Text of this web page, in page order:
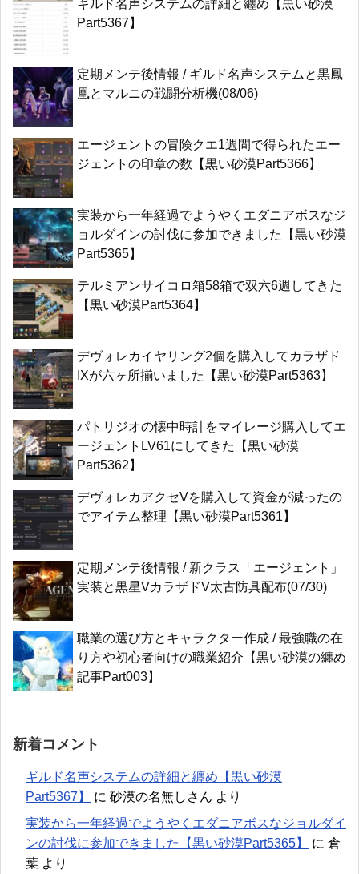
ギルド名声システムの詳細と纏め【黒い砂漠
Part5367】
定期メンテ後情報 / ギルド名声システムと黒鳳
凰とマルニの戦闘分析機(08/06)
エージェントの冒険クエ1週間で得られたエー
ジェントの印章の数【黒い砂漠Part5366】
実装から一年経過でようやくエダニアボスなジ
ョルダインの討伐に参加できました【黒い砂漠
Part5365】
テルミアンサイコロ箱58箱で双六6週してきた
【黒い砂漠Part5364】
デヴォレカイヤリング2個を購入してカラザド
IXが六ヶ所揃いました【黒い砂漠Part5363】
パトリジオの懐中時計をマイレージ購入してエ
ージェントLV61にしてきた【黒い砂漠
Part5362】
デヴォレカアクセVを購入して資金が減ったの
でアイテム整理【黒い砂漠Part5361】
定期メンテ後情報 / 新クラス「エージェント」
実装と黒星VカラザドV太古防具配布(07/30)
職業の選び方とキャラクター作成 / 最強職の在
り方や初心者向けの職業紹介【黒い砂漠の纏め
記事Part003】
新着コメント
ギルド名声システムの詳細と纏め【黒い砂漠
Part5367】
に 砂漠の名無しさん より
実装から一年経過でようやくエダニアボスなジョルダイ
ンの討伐に参加できました【黒い砂漠Part5365】
に 倉
葉 より